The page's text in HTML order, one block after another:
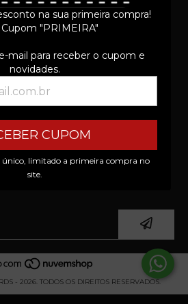
na sua primeira compra!
"PRIMEIRA"
mail para receber o cupom e
novidades.
CUPOM
único, limitado a primeira compra no
site.
Newsletter
- Jardim Brasilia, Americana/SP
- 2026. TODOS OS DIREITOS RESERVADOS.